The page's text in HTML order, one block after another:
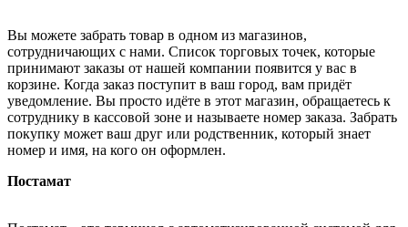
Вы можете забрать товар в одном из магазинов,
сотрудничающих с нами. Список торговых точек, которые
принимают заказы от нашей компании появится у вас в
корзине. Когда заказ поступит в ваш город, вам придёт
уведомление. Вы просто идёте в этот магазин, обращаетесь к
сотруднику в кассовой зоне и называете номер заказа. Забрать
покупку может ваш друг или родственник, который знает
номер и имя, на кого он оформлен.
Постамат